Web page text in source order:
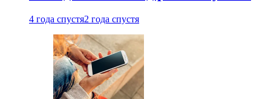
4 года спустя2 года спустя